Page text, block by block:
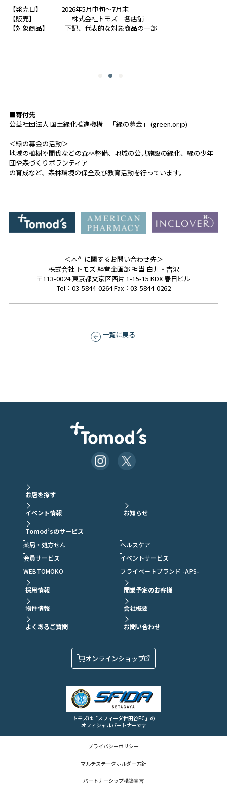
【発売日】 2026年5月中旬～7月末
【販売】 株式会社トモズ 各店舗
【対象商品】 下記、代表的な対象商品の一部
■寄付先
公益社団法人 国土緑化推進機構 「緑の募金」 (green.or.jp)
＜緑の募金の活動＞
地域の植樹や間伐などの森林整備、地域の公共施設の緑化、緑の少年
団や森づくりボランティア
の育成など、森林環境の保全及び教育活動を行っています。
＜本件に関するお問い合わせ先＞
株式会社 トモズ 経営企画部 担当 白井・吉沢
〒113-0024 東京都文京区西片 1-15-15 KDX 春日ビル
Tel：03-5844-0264 Fax：03-5844-0262
一覧に戻る
お店を探す
イベント情報 お知らせ
Tomod’sのサービス
薬局・処方せん
ヘルスケア
会員サービス
イベントサービス
WEBTOMOKO
プライベートブランド -APS-
採用情報 開業予定のお客様
物件情報 会社概要
よくあるご質問 お問い合わせ
オンラインショップ
トモズは「スフィーダ世田谷FC」の
オフィシャルパートナーです
プライバシーポリシー
マルチステークホルダー方針
パートナーシップ構築宣言